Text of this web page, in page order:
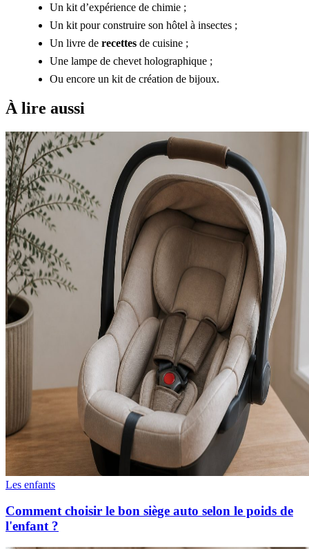
Un kit d’expérience de chimie ;
Un kit pour construire son hôtel à insectes ;
Un livre de recettes de cuisine ;
Une lampe de chevet holographique ;
Ou encore un kit de création de bijoux.
À lire aussi
Les enfants
Comment choisir le bon siège auto selon le poids de
l'enfant ?